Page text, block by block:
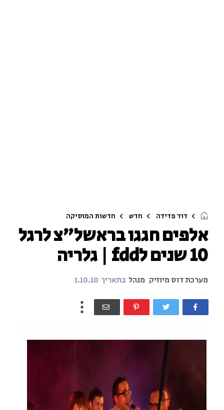
דוד פדידה חדש חדשות המוסיקה
אלפים חגגו בראשל"צ לרגל
10 שנים לfdd | גלריה
מערכת דוס מיוזיק מנהל בתאריך 1.10.10